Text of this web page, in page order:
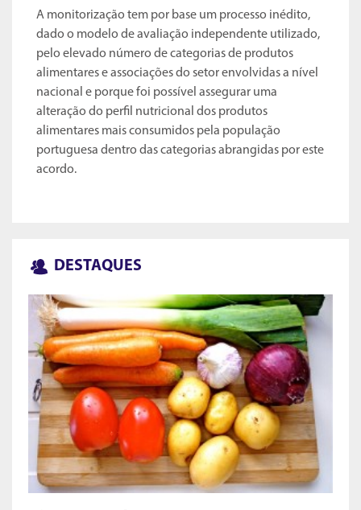
A monitorização tem por base um processo inédito,
dado o modelo de avaliação independente utilizado,
pelo elevado número de categorias de produtos
alimentares e associações do setor envolvidas a nível
nacional e porque foi possível assegurar uma
alteração do perfil nutricional dos produtos
alimentares mais consumidos pela população
portuguesa dentro das categorias abrangidas por este
acordo.
DESTAQUES